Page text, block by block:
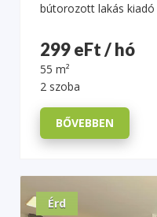
bútorozott lakás kiadó
299 eFt / hó
55 m²
2 szoba
BŐVEBBEN
Érd